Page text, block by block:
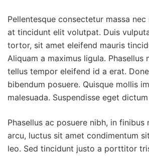
Pellentesque consectetur massa
at tincidunt elit volutpat. Duis
tortor, sit amet eleifend mauris
Aliquam a maximus ligula. Phasellus
tellus tempor eleifend id a erat.
bibendum posuere. Quisque mollis
malesuada. Suspendisse eget
Phasellus ac posuere nibh, in finibus
arcu, luctus sit amet condimentum
leo. Sed tincidunt justo a porttitor